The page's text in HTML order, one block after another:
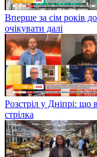
Вперше за сім років
очікувати далі
Розстріл у Дніпрі: що
стрілка